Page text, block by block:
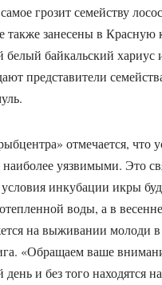
грозит семейству
также занесены в Красную
белый байкальский хариус
представители
отмечается, что
уязвимыми. Это
инкубации икры
воды, а в
на выживании молоди
«Обращаем ваше
и без того находятся